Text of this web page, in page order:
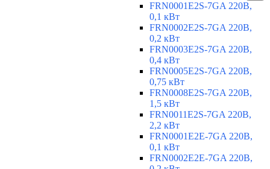
FRN0001E2S-7GA 220В,
0,1 кВт
FRN0002E2S-7GA 220В,
0,2 кВт
FRN0003E2S-7GA 220В,
0,4 кВт
FRN0005E2S-7GA 220В,
0,75 кВт
FRN0008E2S-7GA 220В,
1,5 кВт
FRN0011E2S-7GA 220В,
2,2 кВт
FRN0001E2E-7GA 220В,
0,1 кВт
FRN0002E2E-7GA 220В,